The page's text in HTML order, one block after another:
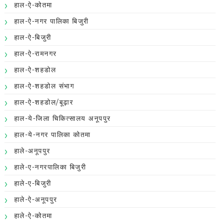
हाल-ऐ-कोतमा
हाल-ऐ-नगर पालिका बिजुरी
हाल-ऐ-बिजुरी
हाल-ऐ-रामनगर
हाल-ऐ-शहडोल
हाल-ऐ-शहडोल संभाग
हाल-ऐ-शहडोल/बूढ़ार
हाल-ये-जिला चिकित्सालय अनूपपुर
हाल-ये-नगर पालिका कोतमा
हाले-अनूपपुर
हाले-ए-नगरपालिका बिजुरी
हाले-ए-बिजुरी
हाले-ऐ-अनूपपुर
हाले-ऐ-कोतमा